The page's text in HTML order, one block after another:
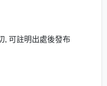
, 可註明出處後發布